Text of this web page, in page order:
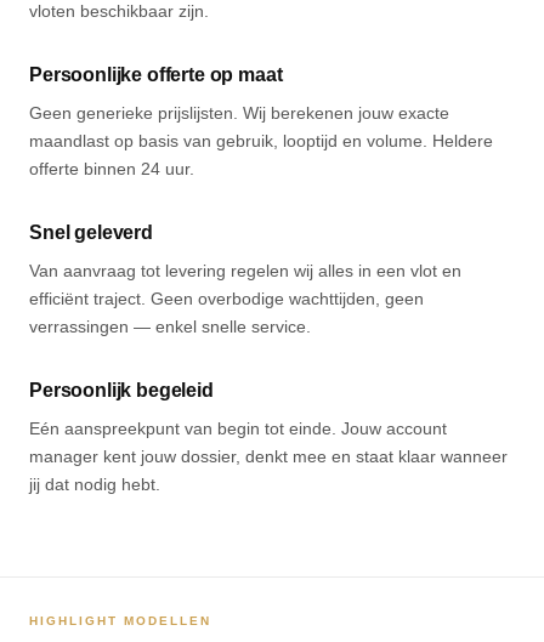
vloten beschikbaar zijn.
Persoonlijke offerte op maat
Geen generieke prijslijsten. Wij berekenen jouw exacte
maandlast op basis van gebruik, looptijd en volume. Heldere
offerte binnen 24 uur.
Snel geleverd
Van aanvraag tot levering regelen wij alles in een vlot en
efficiënt traject. Geen overbodige wachttijden, geen
verrassingen — enkel snelle service.
Persoonlijk begeleid
Eén aanspreekpunt van begin tot einde. Jouw account
manager kent jouw dossier, denkt mee en staat klaar wanneer
jij dat nodig hebt.
HIGHLIGHT MODELLEN